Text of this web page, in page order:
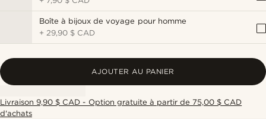
Boîte à bijoux de voyage pour homme
+ 29,90 $ CAD
AJOUTER AU PANIER
Livraison 9,90 $ CAD - Option gratuite à partir de 75,00 $ CAD
d'achats